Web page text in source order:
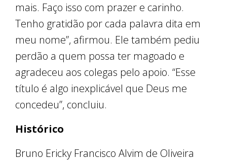
mais. Faço isso com prazer e carinho.
Tenho gratidão por cada palavra dita em
meu nome”, afirmou. Ele também pediu
perdão a quem possa ter magoado e
agradeceu aos colegas pelo apoio. “Esse
título é algo inexplicável que Deus me
concedeu”, concluiu.
Histórico
Bruno Ericky Francisco Alvim de Oliveira